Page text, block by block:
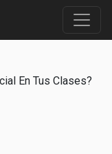
En Tus Clases?